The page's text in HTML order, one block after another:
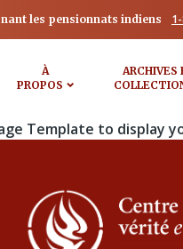
les pensionnats indiens
À
PROPOS
ARCHIVES
Template to display